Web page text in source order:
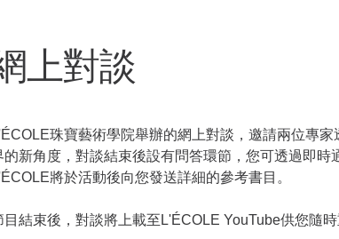
上對談
珠寶藝術學院舉辦的網上對談，邀請兩位專
的新角度，對談結束後設有問答環節，您可透過即時
將於活動後向您發送詳細的參考書目。
目結束後，對談將上載至L'ÉCOLE YouTube供您隨時